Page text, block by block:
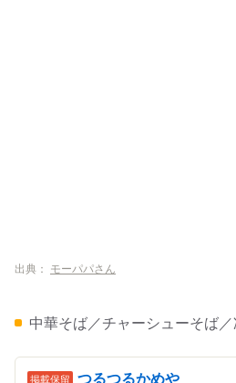
出典： モーパパさん
中華そば／チャーシューそば
つるつるかめや